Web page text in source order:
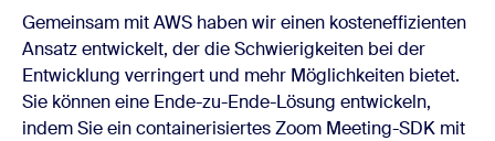
Gemeinsam mit AWS haben wir einen kosteneffizienten
Ansatz entwickelt, der die Schwierigkeiten bei der
Entwicklung verringert und mehr Möglichkeiten bietet.
Sie können eine Ende-zu-Ende-Lösung entwickeln,
indem Sie ein containerisiertes Zoom Meeting-SDK mit